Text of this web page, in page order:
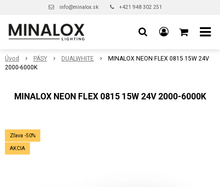
info@minalox.sk +421 948 302 251
Úvod PÁSY DUALWHITE
MINALOX NEON FLEX 0815 15W 24V
2000-6000K
MINALOX NEON FLEX 0815 15W 24V 2000-6000K
Zľava -50%
AKCIA